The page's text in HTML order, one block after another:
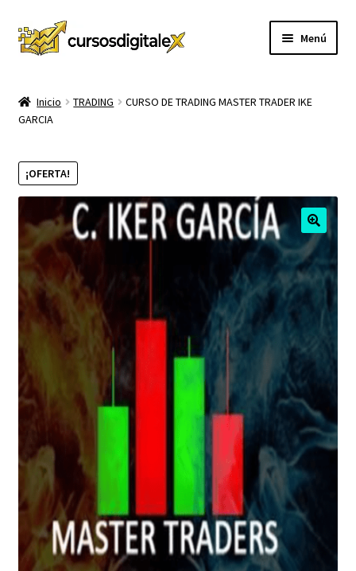
Ir
a
Ir
al
Menú
TIENDA
CURSOS
menú
hijo
MEMBRESIA
MI CUENTA
CARRITO
CONTACTO
Inicio TRADING
CURSO DE TRADING MASTER TRADER IKE
GARCIA
¡OFERTA!